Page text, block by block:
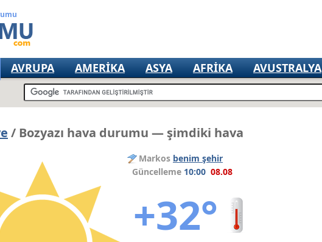
AVRUPA AMERIKA ASYA AFRIKA AVUSTRALYA
/ Bozyazı hava durumu — şimdiki hava
Markos benim şehir
Güncelleme 10:00 08.08
+32°